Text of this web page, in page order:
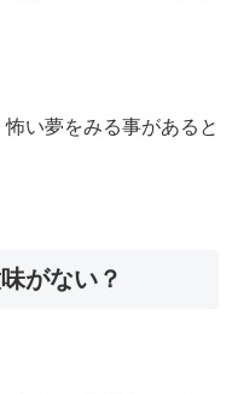
い夢をみる事があると
がない？